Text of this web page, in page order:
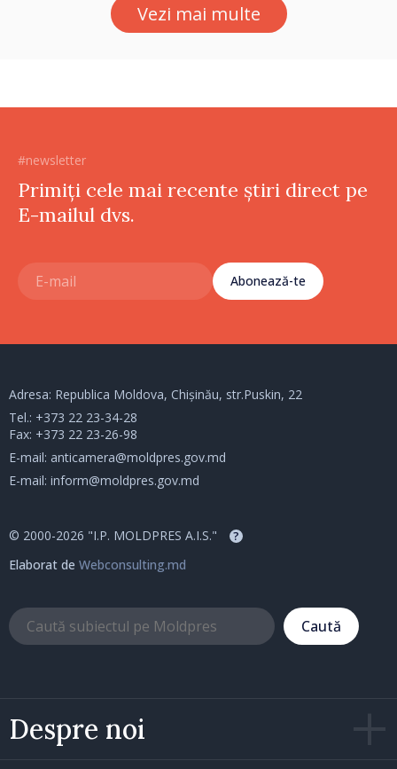
Vezi mai multe
#newsletter
Primiți cele mai recente știri direct pe
E-mailul dvs.
Abonează-te
Despre noi
Adresa: Republica Moldova, Chișinău, str.Puskin, 22
Tel.: +373 22 23-34-28
Fax: +373 22 23-26-98
E-mail: anticamera@moldpres.gov.md
E-mail: inform@moldpres.gov.md
© 2000-2026 "I.P. MOLDPRES A.I.S." ?
Elaborat de Webconsulting.md
Caută